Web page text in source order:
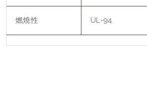
燃燒性 UL-94